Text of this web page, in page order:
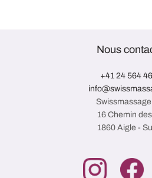
Nous
+41 24 564
16 Chemin
1860 Aigle -